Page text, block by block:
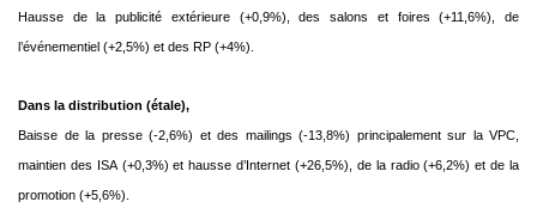
Hausse de la publicité extérieure (+0,9%), des salons et foires (+11,6%), de
l’événementiel (+2,5%) et des RP (+4%).
Dans la distribution (étale),
Baisse de la presse (-2,6%) et des mailings (-13,8%) principalement sur la VPC,
maintien des ISA (+0,3%) et hausse d’Internet (+26,5%), de la radio (+6,2%) et de la
promotion (+5,6%).